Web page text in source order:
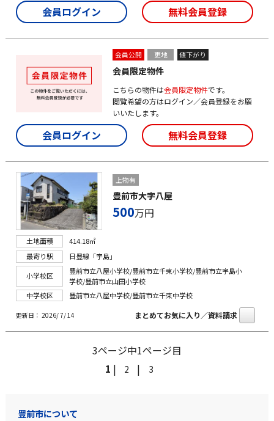
会員ログイン 無料会員登録
会員公開 更地 値下がり
会員限定物件
こちらの物件は会員限定物件です。
閲覧希望の方はログイン／会員登録をお願
いいたします。
会員ログイン 無料会員登録
上物有
豊前市大字八屋
500万円
土地面積
414.18㎡
最寄り駅
日豊線「宇島」
小学校区
豊前市立八屋小学校/豊前市立千束小学校/豊前市立宇島小
学校/豊前市立山田小学校
中学校区
豊前市立八屋中学校/豊前市立千束中学校
更新日： 2026/ 7/ 14 まとめてお気に入り／資料請求
3ページ中1ページ目
1 | 2 | 3
豊前市について